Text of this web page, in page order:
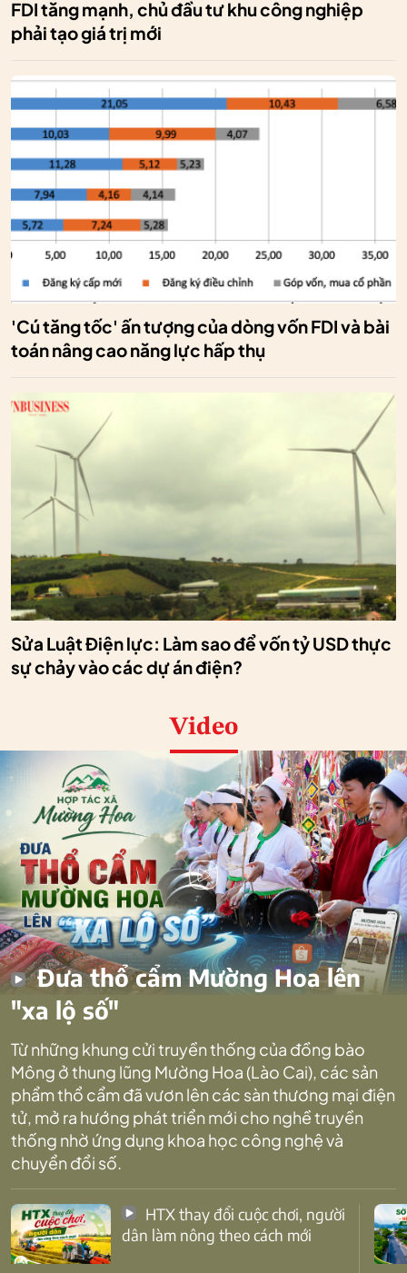
FDI tăng mạnh, chủ đầu tư khu công nghiệp
phải tạo giá trị mới
'Cú tăng tốc' ấn tượng của dòng vốn FDI và bài
toán nâng cao năng lực hấp thụ
Sửa Luật Điện lực: Làm sao để vốn tỷ USD thực
sự chảy vào các dự án điện?
Video
Đưa thổ cẩm Mường Hoa lên
"xa lộ số"
Từ những khung cửi truyền thống của đồng bào
Mông ở thung lũng Mường Hoa (Lào Cai), các sản
phẩm thổ cẩm đã vươn lên các sàn thương mại điện
tử, mở ra hướng phát triển mới cho nghề truyền
thống nhờ ứng dụng khoa học công nghệ và
chuyển đổi số.
dân làm nông theo cách mới